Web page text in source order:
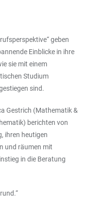
geben
Einblicke in ihre
sie mit einem
Studium
sind.
Gestrich (Mathematik &
berichten von
ihren heutigen
und räumen mit
in die Beratung